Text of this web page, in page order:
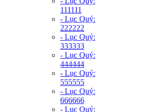
111111
- Lục Quý:
222222
- Lục Quý:
333333
- Lục Quý:
444444
- Lục Quý:
555555
- Lục Quý:
666666
- Lục Quý: